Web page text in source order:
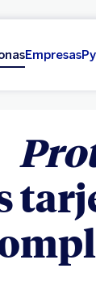
Empresas